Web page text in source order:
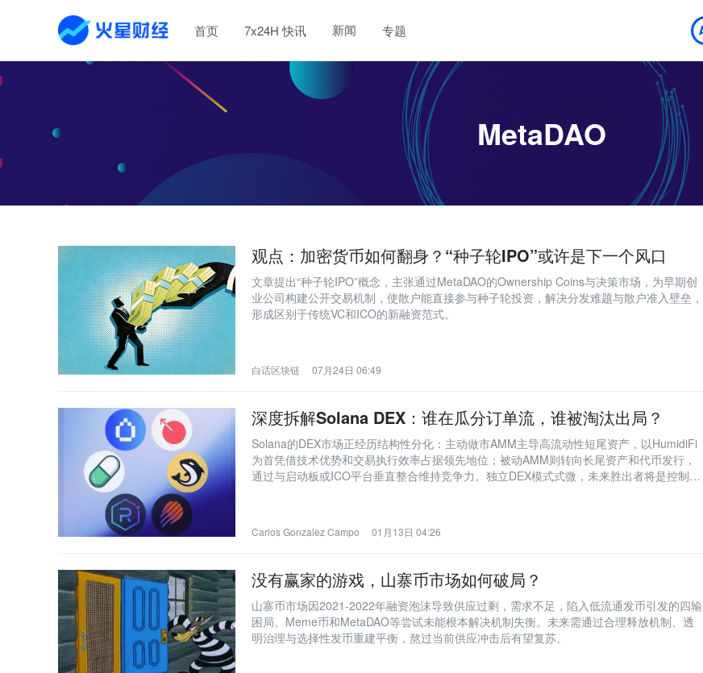
首页 7x24H 快讯 新闻 专题
MetaDAO
观点：加密货币如何翻身？“种子轮IPO”或许是下一个风口
文章提出“种子轮IPO”概念，主张通过MetaDAO的Ownership Coins与决策市场，为早期创
业公司构建公开交易机制，使散户能直接参与种子轮投资，解决分发难题与散户准入壁垒，
形成区别于传统VC和ICO的新融资范式。
白话区块链 07月24日 06:49
深度拆解Solana DEX：谁在瓜分订单流，谁被淘汰出局？
Solana的DEX市场正经历结构性分化：主动做市AMM主导高流动性短尾资产，以HumidiFi
为首凭借技术优势和交易执行效率占据领先地位；被动AMM则转向长尾资产和代币发行，
通过与启动板或ICO平台垂直整合维持竞争力。独立DEX模式式微，未来胜出者将是控制发
Carlos Gonzalez Campo 01月13日 04:26
没有赢家的游戏，山寨币市场如何破局？
山寨币市场因2021-2022年融资泡沫导致供应过剩，需求不足，陷入低流通发币引发的四输
困局。Meme币和MetaDAO等尝试未能根本解决机制失衡。未来需通过合理释放机制、透
明治理与选择性发币重建平衡，熬过当前供应冲击后有望复苏。